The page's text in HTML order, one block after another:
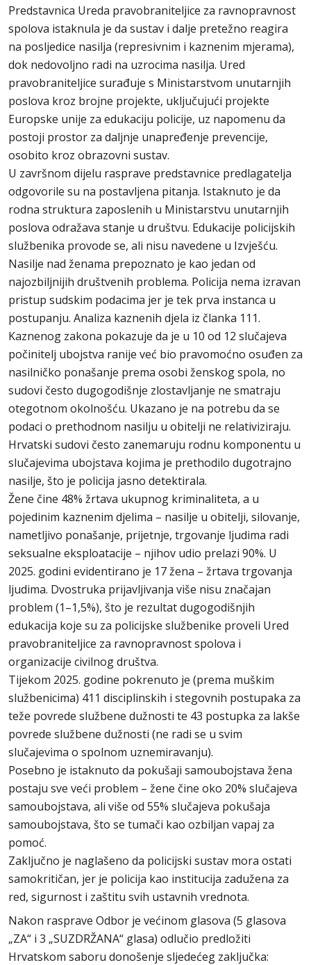
Predstavnica Ureda pravobraniteljice za ravnopravnost
spolova istaknula je da sustav i dalje pretežno reagira
na posljedice nasilja (represivnim i kaznenim mjerama),
dok nedovoljno radi na uzrocima nasilja. Ured
pravobraniteljice surađuje s Ministarstvom unutarnjih
poslova kroz brojne projekte, uključujući projekte
Europske unije za edukaciju policije, uz napomenu da
postoji prostor za daljnje unapređenje prevencije,
osobito kroz obrazovni sustav.
U završnom dijelu rasprave predstavnice predlagatelja
odgovorile su na postavljena pitanja. Istaknuto je da
rodna struktura zaposlenih u Ministarstvu unutarnjih
poslova odražava stanje u društvu. Edukacije policijskih
službenika provode se, ali nisu navedene u Izvješću.
Nasilje nad ženama prepoznato je kao jedan od
najozbiljnijih društvenih problema. Policija nema izravan
pristup sudskim podacima jer je tek prva instanca u
postupanju. Analiza kaznenih djela iz članka 111.
Kaznenog zakona pokazuje da je u 10 od 12 slučajeva
počinitelj ubojstva ranije već bio pravomoćno osuđen za
nasilničko ponašanje prema osobi ženskog spola, no
sudovi često dugogodišnje zlostavljanje ne smatraju
otegotnom okolnošću. Ukazano je na potrebu da se
podaci o prethodnom nasilju u obitelji ne relativiziraju.
Hrvatski sudovi često zanemaruju rodnu komponentu u
slučajevima ubojstava kojima je prethodilo dugotrajno
nasilje, što je policija jasno detektirala.
Žene čine 48% žrtava ukupnog kriminaliteta, a u
pojedinim kaznenim djelima – nasilje u obitelji, silovanje,
nametljivo ponašanje, prijetnje, trgovanje ljudima radi
seksualne eksploatacije – njihov udio prelazi 90%. U
2025. godini evidentirano je 17 žena – žrtava trgovanja
ljudima. Dvostruka prijavljivanja više nisu značajan
problem (1–1,5%), što je rezultat dugogodišnjih
edukacija koje su za policijske službenike proveli Ured
pravobraniteljice za ravnopravnost spolova i
organizacije civilnog društva.
Tijekom 2025. godine pokrenuto je (prema muškim
službenicima) 411 disciplinskih i stegovnih postupaka za
teže povrede službene dužnosti te 43 postupka za lakše
povrede službene dužnosti (ne radi se u svim
slučajevima o spolnom uznemiravanju).
Posebno je istaknuto da pokušaji samoubojstava žena
postaju sve veći problem – žene čine oko 20% slučajeva
samoubojstava, ali više od 55% slučajeva pokušaja
samoubojstava, što se tumači kao ozbiljan vapaj za
pomoć.
Zaključno je naglašeno da policijski sustav mora ostati
samokritičan, jer je policija kao institucija zadužena za
red, sigurnost i zaštitu svih ustavnih vrednota.
Nakon rasprave Odbor je većinom glasova (5 glasova
„ZA“ i 3 „SUZDRŽANA“ glasa) odlučio predložiti
Hrvatskom saboru donošenje sljedećeg zaključka: